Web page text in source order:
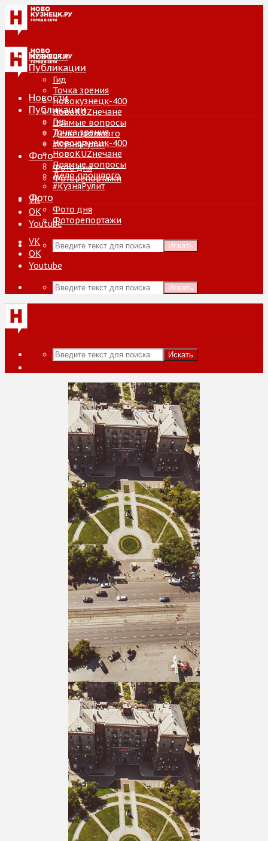
Новости
Публикации
Гид
Точка зрения
Новокузнецк-400
НовоKUZнечане
Прямые вопросы
Дело прошлого
#КузняРулит
Фото
Фото дня
Фоторепортажи
VK
ОК
Youtube
Искать
Новости
Публикации
Гид
Точка зрения
Новокузнецк-400
НовоKUZнечане
Прямые вопросы
Дело прошлого
#КузняРулит
Фото
Фото дня
Фоторепортажи
VK
ОК
Youtube
Искать
Искать